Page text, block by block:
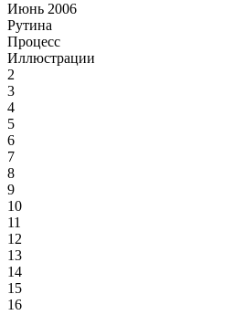
Июнь 2006
Рутина
Процесс
Иллюстрации
2
3
4
5
6
7
8
9
10
11
12
13
14
15
16